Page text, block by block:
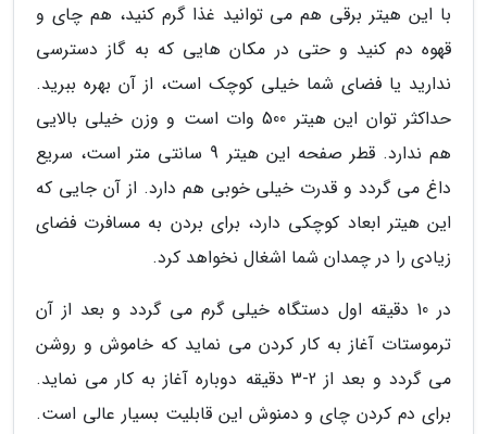
با این هیتر برقی هم می توانید غذا گرم کنید، هم چای و
قهوه دم کنید و حتی در مکان هایی که به گاز دسترسی
ندارید یا فضای شما خیلی کوچک است، از آن بهره ببرید.
حداکثر توان این هیتر 500 وات است و وزن خیلی بالایی
هم ندارد. قطر صفحه این هیتر 9 سانتی متر است، سریع
داغ می گردد و قدرت خیلی خوبی هم دارد. از آن جایی که
این هیتر ابعاد کوچکی دارد، برای بردن به مسافرت فضای
زیادی را در چمدان شما اشغال نخواهد کرد.
در 10 دقیقه اول دستگاه خیلی گرم می گردد و بعد از آن
ترموستات آغاز به کار کردن می نماید که خاموش و روشن
می گردد و بعد از 2-3 دقیقه دوباره آغاز به کار می نماید.
برای دم کردن چای و دمنوش این قابلیت بسیار عالی است.